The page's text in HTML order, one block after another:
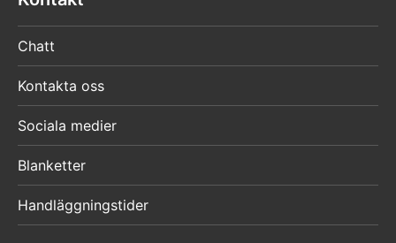
Chatt
Kontakta oss
Sociala medier
Blanketter
Handläggningstider